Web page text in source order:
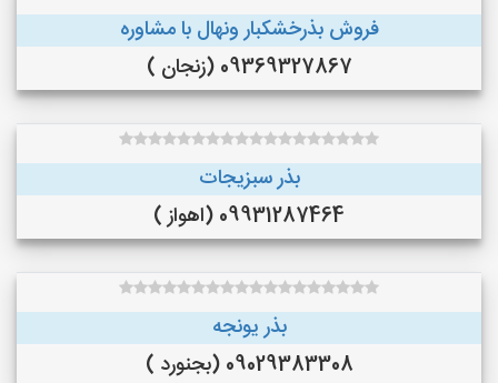
فروش بذرخشکبار ونهال با مشاوره
09369327867 (زنجان )
بذر سبزیجات
09931287464 (اهواز )
بذر یونجه
09029383308 (بجنورد )